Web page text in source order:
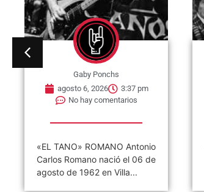
Gaby Ponchs
agosto 6, 2026
3:37 pm
No hay comentarios
«EL TANO» ROMANO Antonio
Carlos Romano nació el 06 de
agosto de 1962 en Villa...